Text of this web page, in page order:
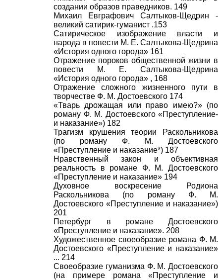
создании образов праведников. 149
Михаил Евграфович Салтыков-Щедрин -
великий сатирик-гуманист .153
Сатирическое изображение власти и
народа в повести М. Е. Салтыкова-Щедрина
«История одного города» 161
Отражение пороков общественной жизни в
повести М. Е. Салтыкова-Щедрина
«История одного города» , 168
Отражение сложного жизненного пути в
творчестве Ф. М. Достоевского 174
«Тварь дрожащая или право имею?» (по
роману Ф. М. Достоевского «Преступление-
и наказание») 182
Трагизм крушения теории Раскольникова
(по роману Ф. М. Достоевского
«Преступление и наказание*) 187
Нравственный закон и объективная
реальность в романе Ф. М. Достоевского
«Преступление и наказание» 194
Духовное воскресение Родиона
Раскольникова (по роману Ф. М.
Достоевского «Преступление и наказание»)
201
Петербург в романе Достоевского
«Преступление и наказание». 208
Художественное своеобразие романа Ф. М.
Достоевского «Преступление и наказание»
... 214
Своеобразие гуманизма Ф. М. Достоевского
(на примере романа «Преступление и